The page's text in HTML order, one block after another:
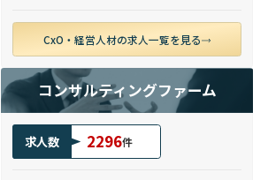
CxO・経営人材の求人一覧を見る
コンサルティングファーム
求人数 2296件